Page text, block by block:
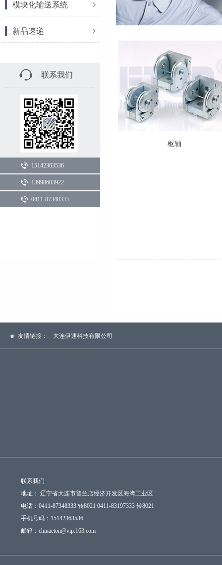
模块化输送系统
新品速递
联系我们
15142363536
13998603922
0411-87348333
枢轴
友情链接： 大连伊通科技有限公司
联系我们
地址： 辽宁省大连市普兰店经济开发区海湾工业区
电话：0411-87348333 转8021 0411-83197333 转8021
手机号码：15142363536
邮箱：chinaeton@vip.163.com